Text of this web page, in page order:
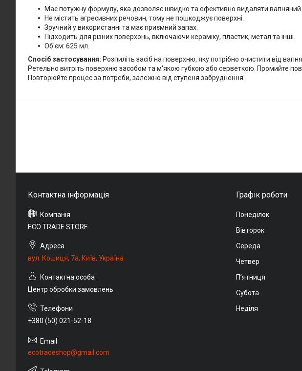
Має потужну формулу, яка дозволяє швидко та ефективно видаляти вапняний
Не містить агресивних речовин, тому не пошкоджує поверхні.
Зручний у використанні та має приємний запах.
Підходить для різних поверхонь, включаючи кераміку, пластик, метал та інші.
Об'єм: 625 мл.
Спосіб застосування: Розпиліть засіб на поверхню, яку потрібно очистити від
Ретельно витріть поверхню засобом та м'якою губкою або серветкою. Промийте
Повторюйте процес за потреби, залежно від ступеня забруднення.
ECO TRADE STORE
вул. Кошиця, 7а, Київ, Україна
Центр обробки замовлень
+380 (50) 021-52-18
ecotradeshop@gmail.com
Графік роботи
Понеділок
Вівторок
Середа
Четвер
Пʼятниця
Субота
Неділя